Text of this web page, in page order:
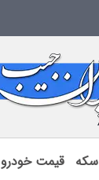
سکه قیمت خودرو